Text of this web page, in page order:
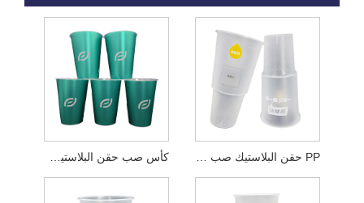
كأس صب حقن البلاستيك PP PP حقن البلاستيك صب كوب المشروبات